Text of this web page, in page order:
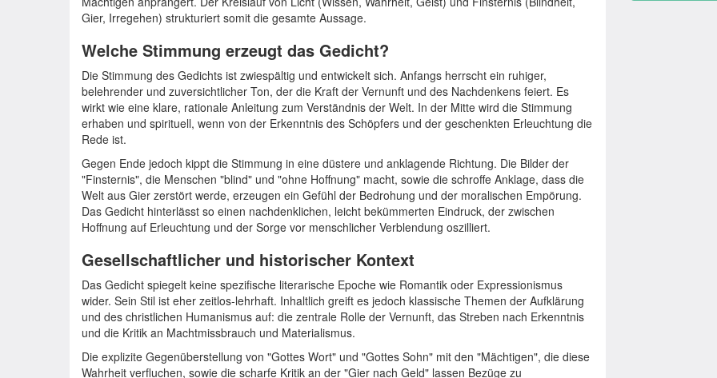
Gier, Irregehen) strukturiert somit die gesamte Aussage.
Welche Stimmung erzeugt das Gedicht?
Die Stimmung des Gedichts ist zwiespältig und entwickelt sich. Anfangs herrscht ein ruhiger,
belehrender und zuversichtlicher Ton, der die Kraft der Vernunft und des Nachdenkens feiert. Es
wirkt wie eine klare, rationale Anleitung zum Verständnis der Welt. In der Mitte wird die Stimmung
erhaben und spirituell, wenn von der Erkenntnis des Schöpfers und der geschenkten Erleuchtung die
Rede ist.
Gegen Ende jedoch kippt die Stimmung in eine düstere und anklagende Richtung. Die Bilder der
"Finsternis", die Menschen "blind" und "ohne Hoffnung" macht, sowie die schroffe Anklage, dass die
Welt aus Gier zerstört werde, erzeugen ein Gefühl der Bedrohung und der moralischen Empörung.
Das Gedicht hinterlässt so einen nachdenklichen, leicht bekümmerten Eindruck, der zwischen
Hoffnung auf Erleuchtung und der Sorge vor menschlicher Verblendung oszilliert.
Gesellschaftlicher und historischer Kontext
Das Gedicht spiegelt keine spezifische literarische Epoche wie Romantik oder Expressionismus
wider. Sein Stil ist eher zeitlos-lehrhaft. Inhaltlich greift es jedoch klassische Themen der Aufklärung
und des christlichen Humanismus auf: die zentrale Rolle der Vernunft, das Streben nach Erkenntnis
und die Kritik an Machtmissbrauch und Materialismus.
Die explizite Gegenüberstellung von "Gottes Wort" und "Gottes Sohn" mit den "Mächtigen", die diese
Wahrheit verfluchen, sowie die scharfe Kritik an der "Gier nach Geld" lassen Bezüge zu